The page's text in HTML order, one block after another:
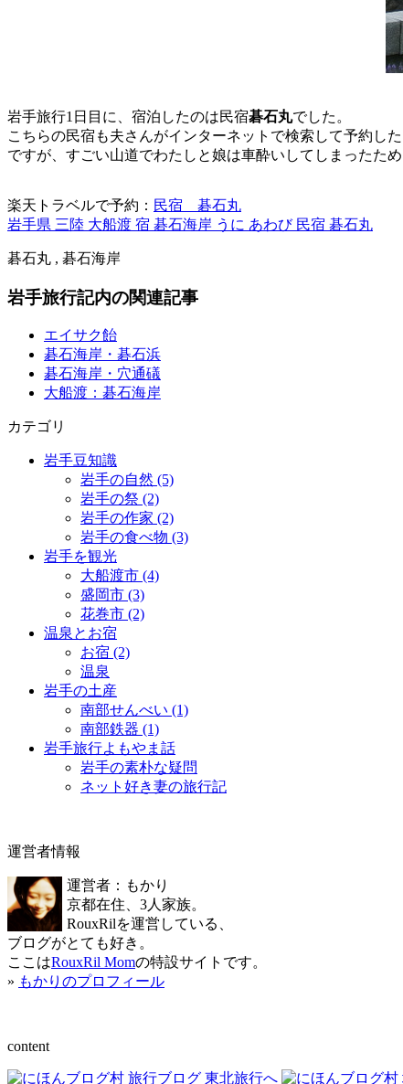
岩手旅行1日目に、宿泊したのは民宿碁石丸でした。
こちらの民宿も夫さんがインターネットで検索して予約し
ですが、すごい山道でわたしと娘は車酔いしてしまったた
楽天トラベルで予約： 民宿 碁石丸
岩手県 三陸 大船渡 宿 碁石海岸 うに あわび 民宿 碁石丸
碁石丸 , 碁石海岸
岩手旅行記内の関連記事
エイサク飴
碁石海岸・碁石浜
碁石海岸・穴通礒
大船渡：碁石海岸
カテゴリ
岩手豆知識
岩手の自然 (5)
岩手の祭 (2)
岩手の作家 (2)
岩手の食べ物 (3)
岩手を観光
大船渡市 (4)
盛岡市 (3)
花巻市 (2)
温泉とお宿
お宿 (2)
温泉
岩手の土産
南部せんべい (1)
南部鉄器 (1)
岩手旅行よもやま話
岩手の素朴な疑問
ネット好き妻の旅行記
運営者情報
運営者：もかり
京都在住、3人家族。
RouxRilを運営している、
ブログがとても好き。
ここはRouxRil Momの特設サイトです。
» もかりのプロフィール
content